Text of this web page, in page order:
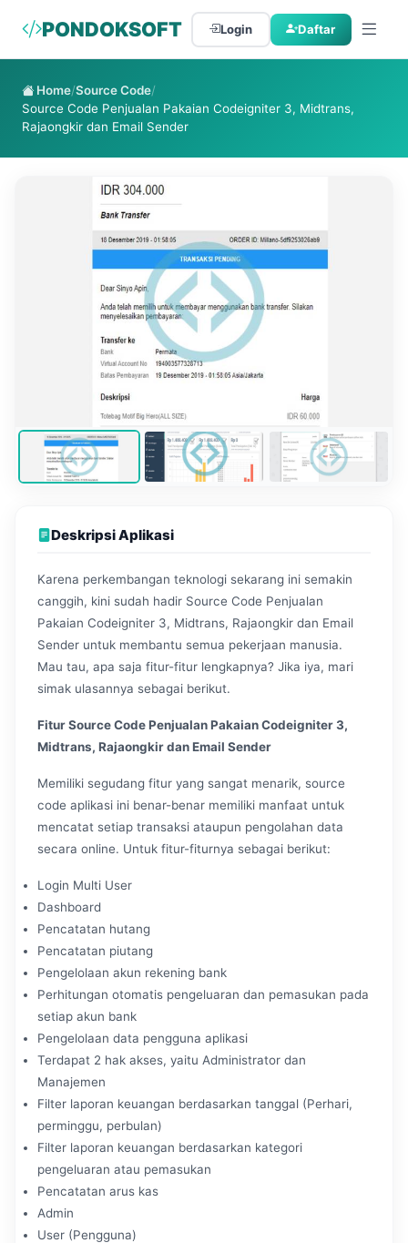
PONDOKSOFT Login Daftar
Home/Source Code/
Source Code Penjualan Pakaian Codeigniter 3, Midtrans,
Rajaongkir dan Email Sender
Deskripsi Aplikasi
Karena perkembangan teknologi sekarang ini semakin
canggih, kini sudah hadir Source Code Penjualan
Pakaian Codeigniter 3, Midtrans, Rajaongkir dan Email
Sender untuk membantu semua pekerjaan manusia.
Mau tau, apa saja fitur-fitur lengkapnya? Jika iya, mari
simak ulasannya sebagai berikut.
Fitur Source Code Penjualan Pakaian Codeigniter 3,
Midtrans, Rajaongkir dan Email Sender
Memiliki segudang fitur yang sangat menarik, source
code aplikasi ini benar-benar memiliki manfaat untuk
mencatat setiap transaksi ataupun pengolahan data
secara online. Untuk fitur-fiturnya sebagai berikut:
Login Multi User
Dashboard
Pencatatan hutang
Pencatatan piutang
Pengelolaan akun rekening bank
Perhitungan otomatis pengeluaran dan pemasukan pada
setiap akun bank
Pengelolaan data pengguna aplikasi
Terdapat 2 hak akses, yaitu Administrator dan
Manajemen
Filter laporan keuangan berdasarkan tanggal (Perhari,
perminggu, perbulan)
Filter laporan keuangan berdasarkan kategori
pengeluaran atau pemasukan
Pencatatan arus kas
Admin
User (Pengguna)